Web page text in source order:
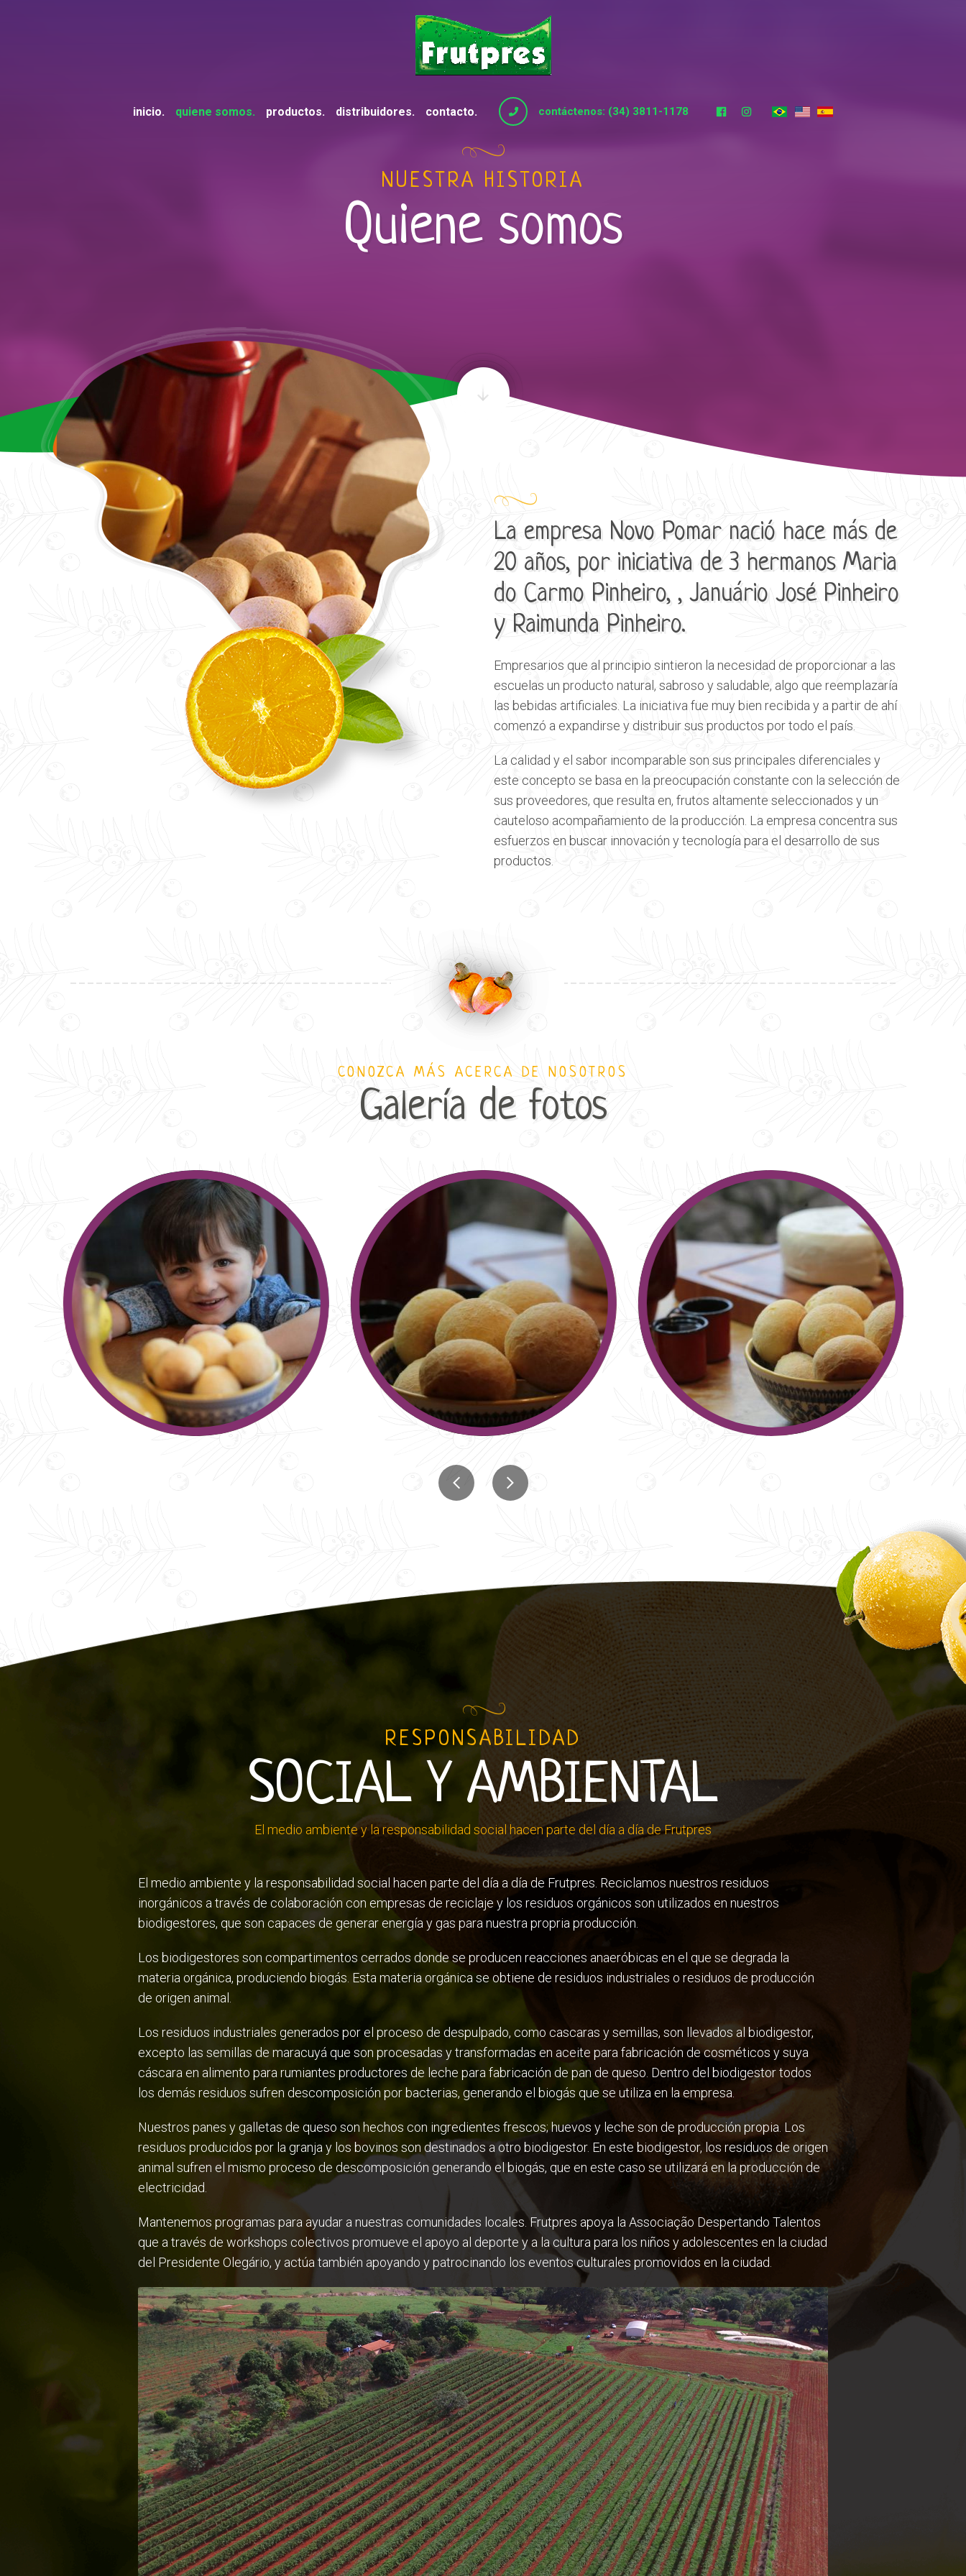
inicio quiene somos productos distribuidores contacto contáctenos: (34) 3811-1178
NUESTRA HISTORIA
Quiene somos
La empresa Novo Pomar nació hace más de
20 años, por iniciativa de 3 hermanos Maria
do Carmo Pinheiro, , Januário José Pinheiro
y Raimunda Pinheiro.
Empresarios que al principio sintieron la necesidad de proporcionar a las
escuelas un producto natural, sabroso y saludable, algo que reemplazaría
las bebidas artificiales. La iniciativa fue muy bien recibida y a partir de ahí
comenzó a expandirse y distribuir sus productos por todo el país.
La calidad y el sabor incomparable son sus principales diferenciales y
este concepto se basa en la preocupación constante con la selección de
sus proveedores, que resulta en, frutos altamente seleccionados y un
cauteloso acompañamiento de la producción. La empresa concentra sus
esfuerzos en buscar innovación y tecnología para el desarrollo de sus
productos.
CONOZCA MÁS ACERCA DE NOSOTROS
Galería de fotos
RESPONSABILIDAD
SOCIAL Y AMBIENTAL
El medio ambiente y la responsabilidad social hacen parte del día a día de Frutpres
El medio ambiente y la responsabilidad social hacen parte del día a día de Frutpres. Reciclamos nuestros residuos
inorgánicos a través de colaboración con empresas de reciclaje y los residuos orgánicos son utilizados en nuestros
biodigestores, que son capaces de generar energía y gas para nuestra propria producción.
Los biodigestores son compartimentos cerrados donde se producen reacciones anaeróbicas en el que se degrada la
materia orgánica, produciendo biogás. Esta materia orgánica se obtiene de residuos industriales o residuos de producción
de origen animal.
Los residuos industriales generados por el proceso de despulpado, como cascaras y semillas, son llevados al biodigestor,
excepto las semillas de maracuyá que son procesadas y transformadas en aceite para fabricación de cosméticos y suya
cáscara en alimento para rumiantes productores de leche para fabricación de pan de queso. Dentro del biodigestor todos
los demás residuos sufren descomposición por bacterias, generando el biogás que se utiliza en la empresa.
Nuestros panes y galletas de queso son hechos con ingredientes frescos; huevos y leche son de producción propia. Los
residuos producidos por la granja y los bovinos son destinados a otro biodigestor. En este biodigestor, los residuos de origen
animal sufren el mismo proceso de descomposición generando el biogás, que en este caso se utilizará en la producción de
electricidad.
Mantenemos programas para ayudar a nuestras comunidades locales. Frutpres apoya la Associação Despertando Talentos
que a través de workshops colectivos promueve el apoyo al deporte y a la cultura para los niños y adolescentes en la ciudad
del Presidente Olegário, y actúa también apoyando y patrocinando los eventos culturales promovidos en la ciudad.